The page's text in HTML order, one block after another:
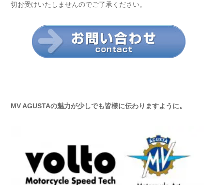
切お受けいたしませんのでご了承ください。
MV AGUSTAの魅力が少しでも皆様に伝わりますように。